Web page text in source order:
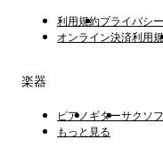
利用規約プライバシ
オンライン決済利用
楽器
ピアノ ギターサクソ
もっと見る